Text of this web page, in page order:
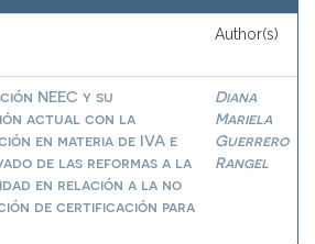
Author(s)
NEEC y su
actual con la
en materia de IVA e
de las reformas a la
en relación a la no
de certificación para
Diana
Mariela
Guerrero
Rangel